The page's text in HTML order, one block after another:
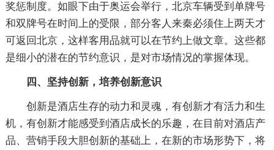
奖惩制度。如眼下由于奥运会举行，北京车辆受到单牌号
和双牌号在时间上的受限，部分客人来秦必须住上两天才
可返回北京，这样客用品就可以在节约上做文章。这些都
是细小的潜在的节约意识，是对市场情况的掌握体现。
四、坚持创新，培养创新意识
创新是酒店生存的动力和灵魂，有创新才有活力和生
机，有创新才能感受到酒店成长的乐趣，在目前对酒店产
品、营销手段大胆创新的基础上，在新的市场形势下，将